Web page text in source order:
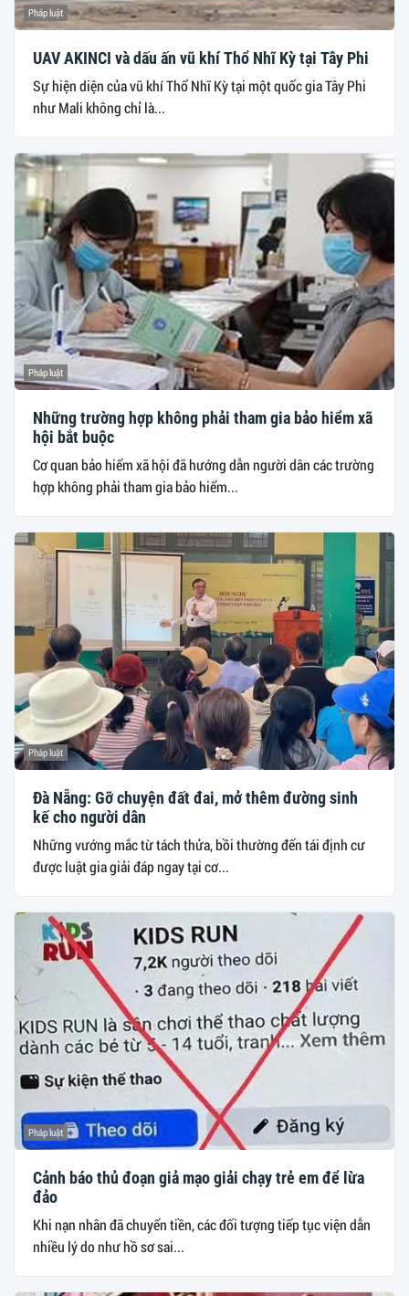
Pháp luật
UAV AKINCI và dấu ấn vũ khí Thổ Nhĩ Kỳ tại Tây Phi
Sự hiện diện của vũ khí Thổ Nhĩ Kỳ tại một quốc gia Tây Phi
như Mali không chỉ là...
Pháp luật
Những trường hợp không phải tham gia bảo hiểm xã
hội bắt buộc
Cơ quan bảo hiểm xã hội đã hướng dẫn người dân các trường
hợp không phải tham gia bảo hiểm...
Pháp luật
Đà Nẵng: Gỡ chuyện đất đai, mở thêm đường sinh
kế cho người dân
Những vướng mắc từ tách thửa, bồi thường đến tái định cư
được luật gia giải đáp ngay tại cơ...
Pháp luật
Cảnh báo thủ đoạn giả mạo giải chạy trẻ em để lừa
đảo
Khi nạn nhân đã chuyển tiền, các đối tượng tiếp tục viện dẫn
nhiều lý do như hồ sơ sai...